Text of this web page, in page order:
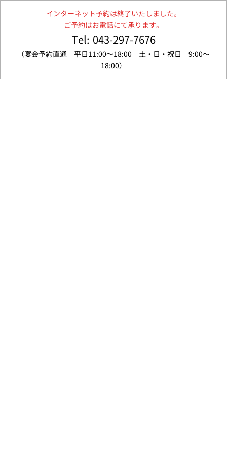
インターネット予約は終了いたしました。
ご予約はお電話にて承ります。
Tel: 043-297-7676
（宴会予約直通 平日11:00～18:00 土・日・祝日 9:00～
18:00）